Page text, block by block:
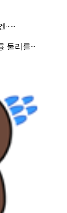
~~
둘리를~